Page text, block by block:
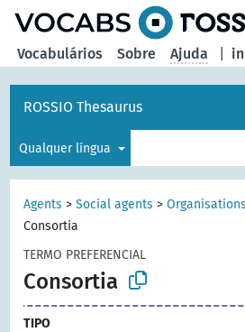
Vocabulários Sobre Ajuda
ROSSIO Thesaurus
Qualquer língua
Agents >Social agents >Organisations
Consortia
TERMO PREFERENCIAL
Consortia
TIPO